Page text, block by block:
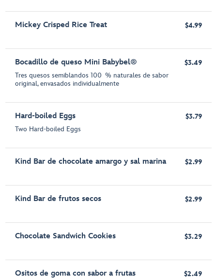
Mickey Crisped Rice Treat $4.99
Bocadillo de queso Mini Babybel®
Tres quesos semiblandos 100 % naturales de sabor
original, envasados individualmente
$3.49
Hard-boiled Eggs
Two Hard-boiled Eggs
$3.79
Kind Bar de chocolate amargo y sal marina $2.99
Kind Bar de frutos secos $2.99
Chocolate Sandwich Cookies $3.29
Ositos de goma con sabor a frutas $2.49